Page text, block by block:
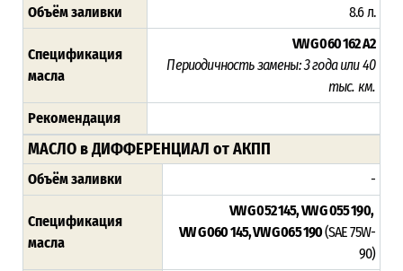
Объём заливки 8.6 л.
Спецификация
масла
VW G 060 162 A2
Периодичность замены: 3 года или 40
тыс. км.
Рекомендация
МАСЛО в ДИФФЕРЕНЦИАЛ от АКПП
Объём заливки -
Спецификация
масла
VW G 052 145, VW G 055 190,
VW G 060 145, VW G 065 190(SAE 75W-
90)